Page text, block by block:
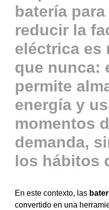
batería
reducir la
eléctrica es
que nunca:
permite
energía y
momentos
demanda,
los hábitos
En este contexto, las
convertido en una